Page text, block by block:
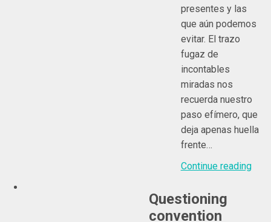
presentes y las
que aún podemos
evitar. El trazo
fugaz de
incontables
miradas nos
recuerda nuestro
paso efímero, que
deja apenas huella
frente…
Continue reading
Questioning
convention